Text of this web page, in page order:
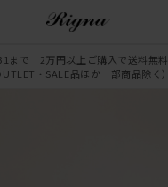
まで 2万円以上ご購入で送料無料
・SALE品ほか一部商品除く）